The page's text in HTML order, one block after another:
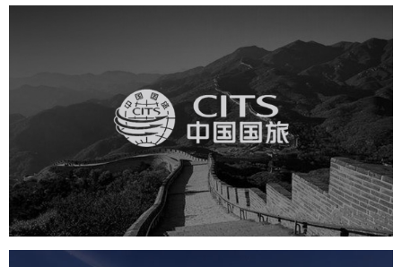
中国国旅
旅游休闲 电商网站 网站建设